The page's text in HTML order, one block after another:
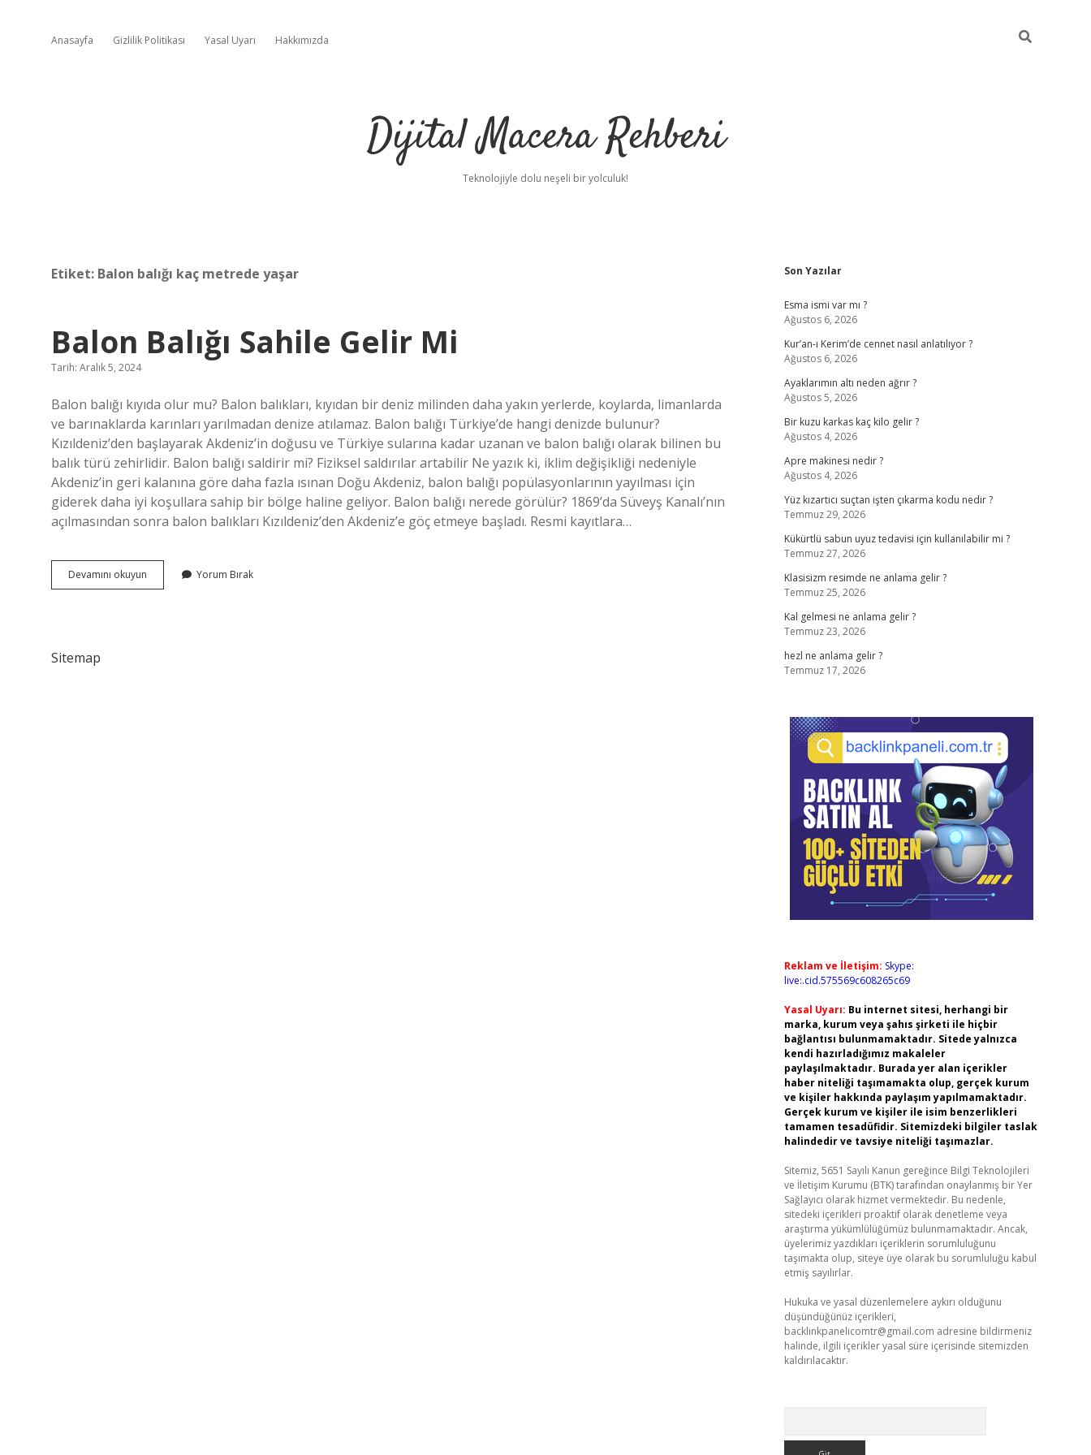
Anasayfa Gizlilik Politikası Yasal Uyarı Hakkımızda
Dijital Macera Rehberi
Teknolojiyle dolu neşeli bir yolculuk!
Etiket: Balon balığı kaç metrede yaşar
Balon Balığı Sahile Gelir Mi
Tarih: Aralık 5, 2024
Balon balığı kıyıda olur mu? Balon balıkları, kıyıdan bir deniz milinden daha yakın yerlerde, koylarda, limanlarda
ve barınaklarda karınları yarılmadan denize atılamaz. Balon balığı Türkiye’de hangi denizde bulunur?
Kızıldeniz’den başlayarak Akdeniz’in doğusu ve Türkiye sularına kadar uzanan ve balon balığı olarak bilinen bu
balık türü zehirlidir. Balon balığı saldirir mi? Fiziksel saldırılar artabilir Ne yazık ki, iklim değişikliği nedeniyle
Akdeniz’in geri kalanına göre daha fazla ısınan Doğu Akdeniz, balon balığı popülasyonlarının yayılması için
giderek daha iyi koşullara sahip bir bölge haline geliyor. Balon balığı nerede görülür? 1869’da Süveyş Kanalı’nın
açılmasından sonra balon balıkları Kızıldeniz’den Akdeniz’e göç etmeye başladı. Resmi kayıtlara…
Devamını okuyun
Balığı
Yorum Bırak
Sitemap
Sidebar
Son Yazılar
Esma ismi var mı ?
Ağustos 6, 2026
Kur’an-ı Kerim’de cennet nasıl anlatılıyor ?
Ağustos 6, 2026
Ayaklarımın altı neden ağrır ?
Ağustos 5, 2026
Bir kuzu karkas kaç kilo gelir ?
Ağustos 4, 2026
Apre makinesi nedir ?
Ağustos 4, 2026
Yüz kızartıcı suçtan işten çıkarma kodu nedir ?
Temmuz 29, 2026
Kükürtlü sabun uyuz tedavisi için kullanılabilir mi ?
Temmuz 27, 2026
Klasisizm resimde ne anlama gelir ?
Temmuz 25, 2026
Kal gelmesi ne anlama gelir ?
Temmuz 23, 2026
hezl ne anlama gelir ?
Temmuz 17, 2026
Reklam ve İletişim: Skype:
live:.cid.575569c608265c69
Yasal Uyarı: Bu internet sitesi, herhangi bir
marka, kurum veya şahıs şirketi ile hiçbir
bağlantısı bulunmamaktadır. Sitede yalnızca
kendi hazırladığımız makaleler
paylaşılmaktadır. Burada yer alan içerikler
haber niteliği taşımamakta olup, gerçek kurum
ve kişiler hakkında paylaşım yapılmamaktadır.
Gerçek kurum ve kişiler ile isim benzerlikleri
tamamen tesadüfidir. Sitemizdeki bilgiler taslak
halindedir ve tavsiye niteliği taşımazlar.
Sitemiz, 5651 Sayılı Kanun gereğince Bilgi Teknolojileri
ve İletişim Kurumu (BTK) tarafından onaylanmış bir Yer
Sağlayıcı olarak hizmet vermektedir. Bu nedenle,
sitedeki içerikleri proaktif olarak denetleme veya
araştırma yükümlülüğümüz bulunmamaktadır. Ancak,
üyelerimiz yazdıkları içeriklerin sorumluluğunu
taşımakta olup, siteye üye olarak bu sorumluluğu kabul
etmiş sayılırlar.
Hukuka ve yasal düzenlemelere aykırı olduğunu
düşündüğünüz içerikleri,
backlinkpanelicomtr@gmail.com adresine bildirmeniz
halinde, ilgili içerikler yasal süre içerisinde sitemizden
kaldırılacaktır.